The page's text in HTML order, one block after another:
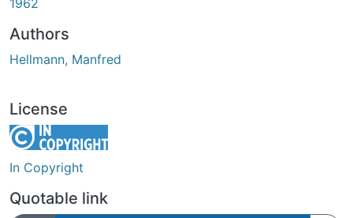
Authors
Hellmann, Manfred
License
In Copyright
Quotable link